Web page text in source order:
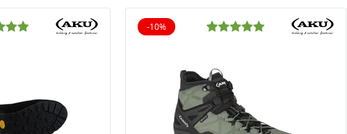
-10%
10% reduziert